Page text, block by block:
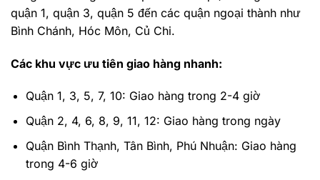
quận 1, quận 3, quận 5 đến các quận ngoại thành như
Bình Chánh, Hóc Môn, Củ Chi.
Các khu vực ưu tiên giao hàng nhanh:
Quận 1, 3, 5, 7, 10: Giao hàng trong 2-4 giờ
Quận 2, 4, 6, 8, 9, 11, 12: Giao hàng trong ngày
Quận Bình Thạnh, Tân Bình, Phú Nhuận: Giao hàng
trong 4-6 giờ